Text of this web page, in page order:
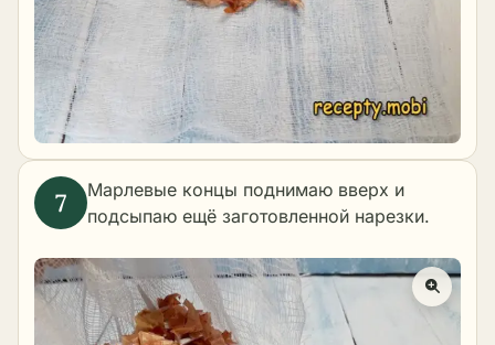
Марлевые концы поднимаю вверх и
подсыпаю ещё заготовленной нарезки.